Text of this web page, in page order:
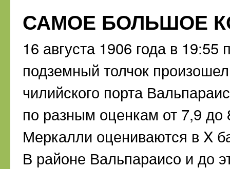
САМОЕ БОЛЬШОЕ
16 августа 1906 года в
подземный толчок
чилийского порта
по разным оценкам от 7,9 до
Меркалли оцениваются в X
В районе Вальпараисо и до